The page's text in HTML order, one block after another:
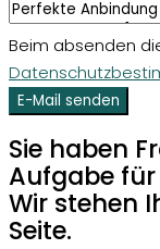
Beim absenden
E-Mail senden
Sie haben
Aufgabe für
Wir stehen
Seite.